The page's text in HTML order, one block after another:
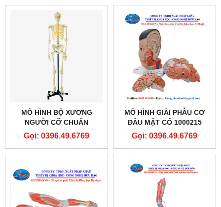
MÔ HÌNH BỘ XƯƠNG
NGƯỜI CỠ CHUẨN
GD/A11101
Gọi: 0396.49.6769
MÔ HÌNH GIẢI PHẪU CƠ
ĐẦU MẶT CỔ 1000215
[C06]
Gọi: 0396.49.6769